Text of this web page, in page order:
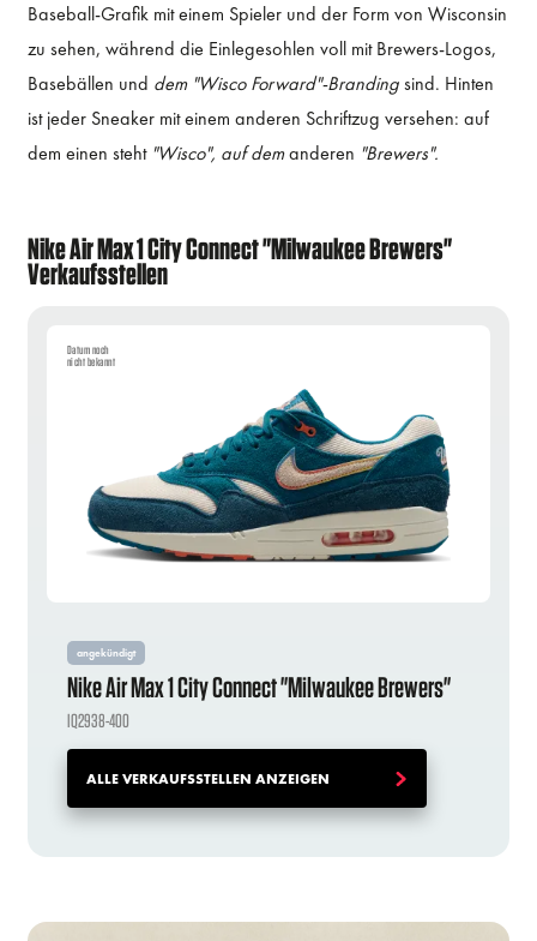
Baseball-Grafik mit einem Spieler und der Form von Wisconsin
zu sehen, während die Einlegesohlen voll mit Brewers-Logos,
Basebällen und dem "Wisco Forward"-Brandingsind. Hinten
ist jeder Sneaker mit einem anderen Schriftzug versehen: auf
dem einen steht "Wisco", auf demanderen "Brewers".
Nike Air Max 1 City Connect "Milwaukee Brewers"
Verkaufsstellen
Datum noch
nicht bekannt
angekündigt
Nike Air Max 1 City Connect "Milwaukee Brewers"
IQ2938-400
ALLE VERKAUFSSTELLEN ANZEIGEN